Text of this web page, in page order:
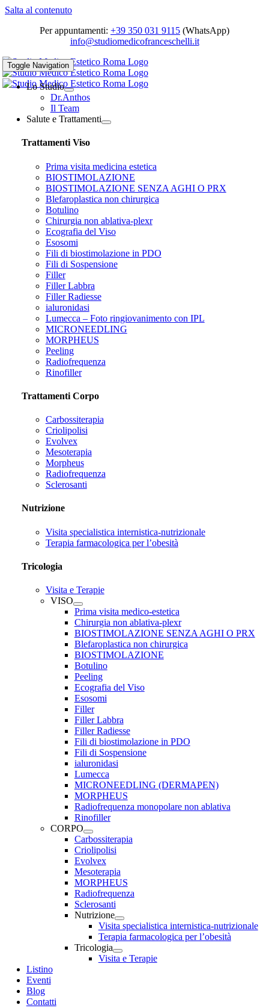
Salta al contenuto
Per appuntamenti: +39 350 031 9115 (WhatsApp)
info@studiomedicofranceschelli.it
Toggle Navigation
Lo Studio
Dr.Anthos
Il Team
Salute e Trattamenti
Trattamenti Viso
Prima visita medicina estetica
BIOSTIMOLAZIONE
BIOSTIMOLAZIONE SENZA AGHI O PRX
Blefaroplastica non chirurgica
Botulino
Chirurgia non ablativa-plexr
Ecografia del Viso
Esosomi
Fili di biostimolazione in PDO
Fili di Sospensione
Filler
Filler Labbra
Filler Radiesse
ialuronidasi
Lumecca – Foto ringiovanimento con IPL
MICRONEEDLING
MORPHEUS
Peeling
Radiofrequenza
Rinofiller
Trattamenti Corpo
Carbossiterapia
Criolipolisi
Evolvex
Mesoterapia
Morpheus
Radiofrequenza
Sclerosanti
Nutrizione
Visita specialistica internistica-nutrizionale
Terapia farmacologica per l’obesità
Tricologia
Visita e Terapie
VISO
Prima visita medico-estetica
Chirurgia non ablativa-plexr
BIOSTIMOLAZIONE SENZA AGHI O PRX
Blefaroplastica non chirurgica
BIOSTIMOLAZIONE
Botulino
Peeling
Ecografia del Viso
Esosomi
Filler
Filler Labbra
Filler Radiesse
Fili di biostimolazione in PDO
Fili di Sospensione
ialuronidasi
Lumecca
MICRONEEDLING (DERMAPEN)
MORPHEUS
Radiofrequenza monopolare non ablativa
Rinofiller
CORPO
Carbossiterapia
Criolipolisi
Evolvex
Mesoterapia
MORPHEUS
Radiofrequenza
Sclerosanti
Nutrizione
Visita specialistica internistica-nutrizionale
Terapia farmacologica per l’obesità
Tricologia
Visita e Terapie
Listino
Eventi
Blog
Contatti